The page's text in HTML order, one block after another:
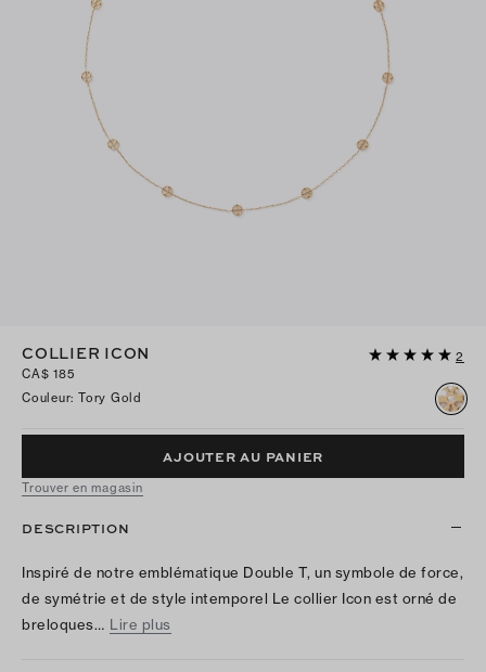
COLLIER ICON
2
CA$ 185
Couleur: Tory Gold
AJOUTER AU PANIER
Trouver en magasin
DESCRIPTION
Inspiré de notre emblématique Double T, un symbole de force,
de symétrie et de style intemporel Le collier Icon est orné de
breloques… Lire plus